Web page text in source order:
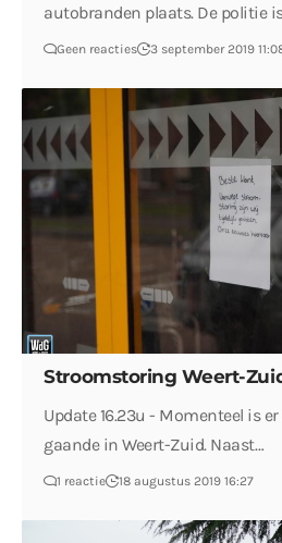
autobranden plaats. De politie
Geen reacties 3 september 2019
Stroomstoring Weert-
Update 16.23u - Momenteel is
gaande in Weert-Zuid. Naast…
1 reactie 18 augustus 2019 16:27